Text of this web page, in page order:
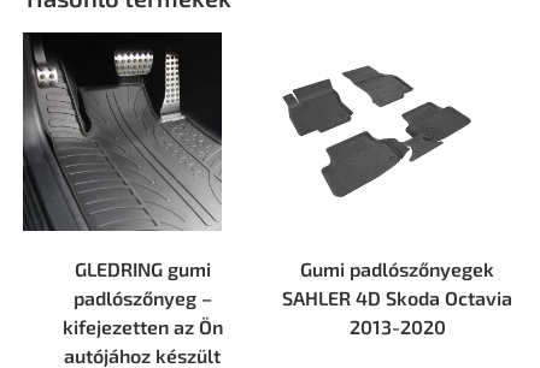
GLEDRING gumi
padlószőnyeg –
kifejezetten az Ön
autójához készült
Gumi padlószőnyegek
SAHLER 4D Skoda Octavia
2013-2020